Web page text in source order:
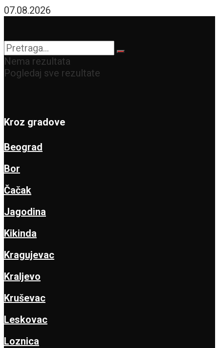
policije obišao požarište
07.08.2026
Nema rezultata
Pogledaj sve rezultate
Kroz gradove
Beograd
Bor
Čačak
Jagodina
Kikinda
Kragujevac
Kraljevo
Kruševac
Leskovac
Loznica